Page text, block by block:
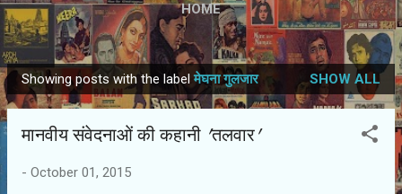
HOME
P
o
Showing posts with the labelमेघना गुलजार SHOW ALL
मानवीय संवेदनाओं की कहानी 'तलवार'
- October 01, 2015